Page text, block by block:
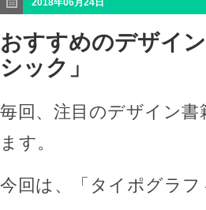
2018年06月24日
おすすめのデザイ
シック」
毎回、注目のデザイン
ます。
今回は、「タイポグラ